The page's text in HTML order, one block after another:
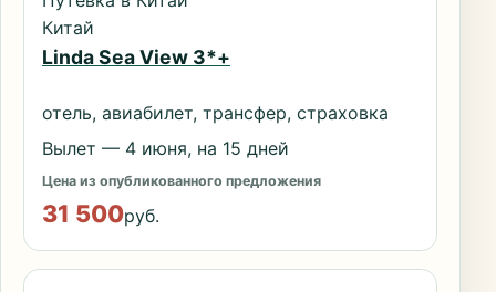
Китай
Linda Sea View 3*+
отель, авиабилет, трансфер, страховка
Вылет — 4 июня, на 15 дней
Цена из опубликованного предложения
31 500руб.